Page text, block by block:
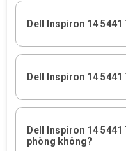
Dell Inspiron 14
Dell Inspiron 14 5441
Dell Inspiron 14 5441
phòng không?